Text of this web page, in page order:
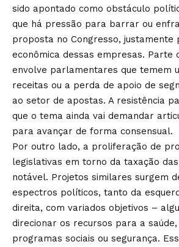
sido apontado como obstáculo
que há pressão para barrar ou
proposta no Congresso, justamente
econômica dessas empresas. Parte
envolve parlamentares que temem
receitas ou a perda de apoio de
ao setor de apostas. A resistência
que o tema ainda vai demandar
para avançar de forma consensual.
Por outro lado, a proliferação de
legislativas em torno da taxação
notável. Projetos similares surgem
espectros políticos, tanto da
direita, com variados objetivos –
direcionar os recursos para a
programas sociais ou segurança.